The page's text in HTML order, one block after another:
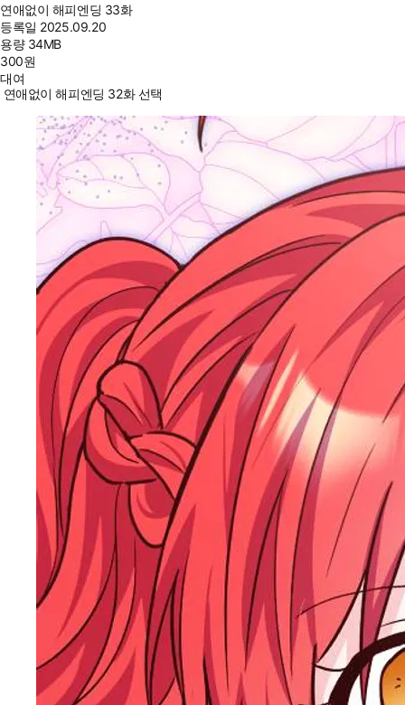
연애없이 해피엔딩 33화
등록일 2025.09.20
용량 34MB
300원
대여
연애없이 해피엔딩 32화 선택